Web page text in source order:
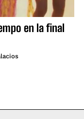
en la final